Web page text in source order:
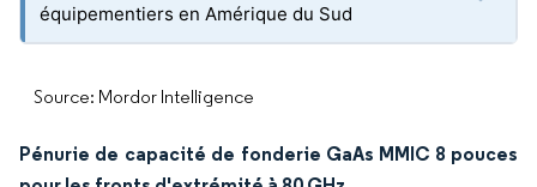
équipementiers en Amérique du Sud
Source: Mordor Intelligence
Pénurie de capacité de fonderie GaAs MMIC 8 pouces